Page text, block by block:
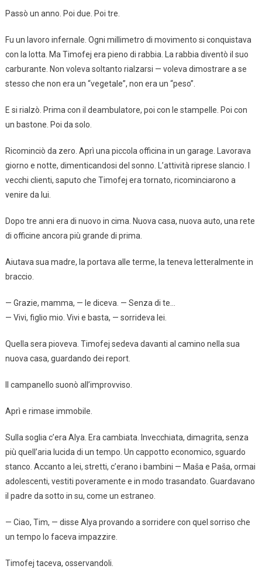
Passò un anno. Poi due. Poi tre.
Fu un lavoro infernale. Ogni millimetro di movimento si conquistava
con la lotta. Ma Timofej era pieno di rabbia. La rabbia diventò il suo
carburante. Non voleva soltanto rialzarsi — voleva dimostrare a se
stesso che non era un “vegetale”, non era un “peso”.
E si rialzò. Prima con il deambulatore, poi con le stampelle. Poi con
un bastone. Poi da solo.
Ricominciò da zero. Aprì una piccola officina in un garage. Lavorava
giorno e notte, dimenticandosi del sonno. L’attività riprese slancio. I
vecchi clienti, saputo che Timofej era tornato, ricominciarono a
venire da lui.
Dopo tre anni era di nuovo in cima. Nuova casa, nuova auto, una rete
di officine ancora più grande di prima.
Aiutava sua madre, la portava alle terme, la teneva letteralmente in
braccio.
— Grazie, mamma, — le diceva. — Senza di te…
— Vivi, figlio mio. Vivi e basta, — sorrideva lei.
Quella sera pioveva. Timofej sedeva davanti al camino nella sua
nuova casa, guardando dei report.
Il campanello suonò all’improvviso.
Aprì e rimase immobile.
Sulla soglia c’era Alya. Era cambiata. Invecchiata, dimagrita, senza
più quell’aria lucida di un tempo. Un cappotto economico, sguardo
stanco. Accanto a lei, stretti, c’erano i bambini — Maša e Paša, ormai
adolescenti, vestiti poveramente e in modo trasandato. Guardavano
il padre da sotto in su, come un estraneo.
— Ciao, Tim, — disse Alya provando a sorridere con quel sorriso che
un tempo lo faceva impazzire.
Timofej taceva, osservandoli.